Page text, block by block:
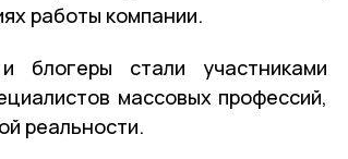
работы компании.
блогеры стали участниками
массовых профессий,
реальности.